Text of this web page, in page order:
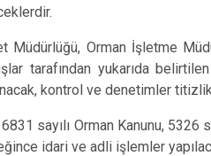
Müdürlüğü, Orman İşletme
tarafından yukarıda belirtilen
kontrol ve denetimler
sayılı Orman Kanunu, 5326
idari ve adli işlemler